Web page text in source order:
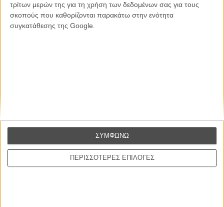
τρίτων μερών της για τη χρήση των δεδομένων σας για τους
σκοπούς που καθορίζονται παρακάτω στην ενότητα
συγκατάθεσης της Google.
ΠΕΡΙΣΣΟΤΕΡΕΣ ΕΠΙΛΟΓΕΣ
ΣΥΜΦΩΝΩ
Θέλω να λαμβάνω τα newsletter σας.